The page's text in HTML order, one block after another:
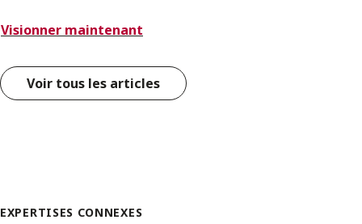
Visionner maintenant
Voir tous les articles
EXPERTISES CONNEXES